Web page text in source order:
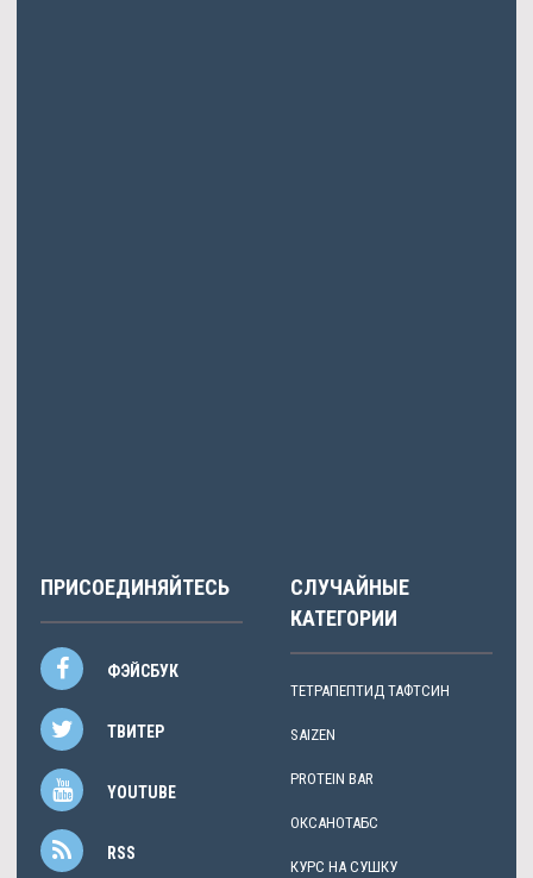
ПРИСОЕДИНЯЙТЕСЬ
ФЭЙСБУК
ТВИТЕР
YOUTUBE
RSS
СЛУЧАЙНЫЕ
КАТЕГОРИИ
ТЕТРАПЕПТИД ТАФТСИН
SAIZEN
PROTEIN BAR
ОКСАНОТАБС
КУРС НА СУШКУ